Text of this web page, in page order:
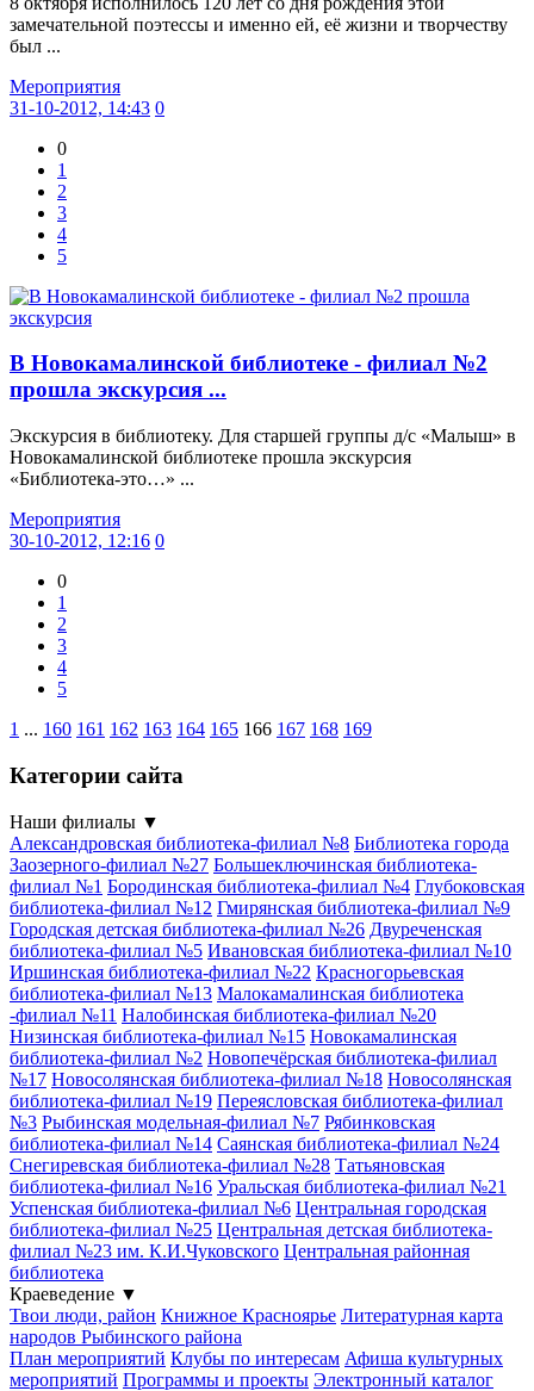
замечательной поэтессы и именно ей, её жизни и творчеству
был ...
Мероприятия
31-10-2012, 14:43 0
0
1
2
3
4
5
В Новокамалинской библиотеке - филиал №2
прошла экскурсия ...
Экскурсия в библиотеку. Для старшей группы д/с «Малыш» в
Новокамалинской библиотеке прошла экскурсия
«Библиотека-это…» ...
Мероприятия
30-10-2012, 12:16 0
0
1
2
3
4
5
1 ... 160 161 162 163 164 165 166 167 168 169
Категории сайта
Наши филиалы ▼
Александровская библиотека-филиал №8 Библиотека города
Заозерного-филиал №27 Большеключинская библиотека-
филиал №1 Бородинская библиотека-филиал №4 Глубоковская
библиотека-филиал №12 Гмирянская библиотека-филиал №9
Городская детская библиотека-филиал №26 Двуреченская
библиотека-филиал №5 Ивановская библиотека-филиал №10
Иршинская библиотека-филиал №22 Красногорьевская
библиотека-филиал №13 Малокамалинская библиотека
-филиал №11 Налобинская библиотека-филиал №20
Низинская библиотека-филиал №15 Новокамалинская
библиотека-филиал №2 Новопечёрская библиотека-филиал
№17 Новосолянская библиотека-филиал №18 Новосолянская
библиотека-филиал №19 Переясловская библиотека-филиал
№3 Рыбинская модельная-филиал №7 Рябинковская
библиотека-филиал №14 Саянская библиотека-филиал №24
Снегиревская библиотека-филиал №28 Татьяновская
библиотека-филиал №16 Уральская библиотека-филиал №21
Успенская библиотека-филиал №6 Центральная городская
библиотека-филиал №25 Центральная детская библиотека-
филиал №23 им. К.И.Чуковского Центральная районная
библиотека
Краеведение ▼
Твои люди, район Книжное Красноярье Литературная карта
народов Рыбинского района
План мероприятий Клубы по интересам Афиша культурных
мероприятий Программы и проекты Электронный каталог